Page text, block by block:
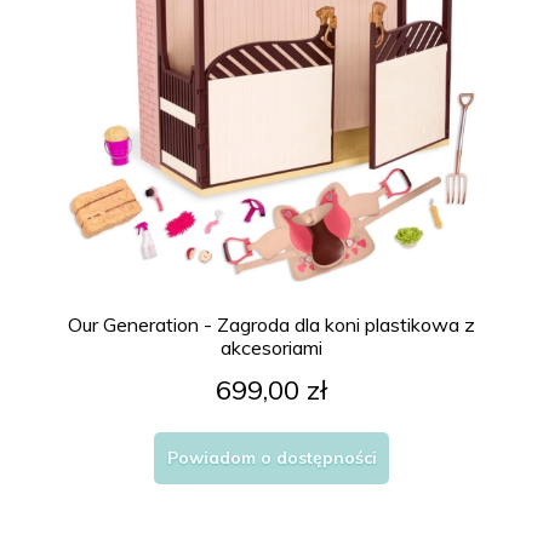
Our Generation - Zagroda dla koni plastikowa z
akcesoriami
699,00 zł
Powiadom o dostępności